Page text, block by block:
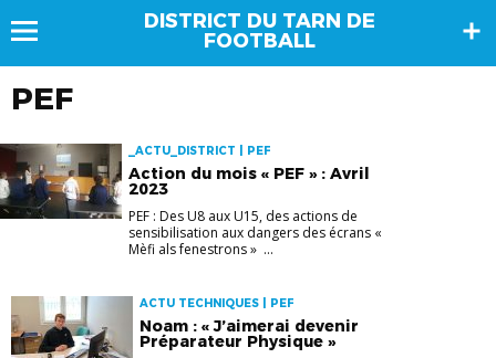
DISTRICT DU TARN DE
FOOTBALL
PEF
_ACTU_DISTRICT | PEF
Action du mois « PEF » : Avril
2023
PEF : Des U8 aux U15, des actions de
sensibilisation aux dangers des écrans «
Mèfi als fenestrons » ...
ACTU TECHNIQUES | PEF
Noam : « J’aimerai devenir
Préparateur Physique »